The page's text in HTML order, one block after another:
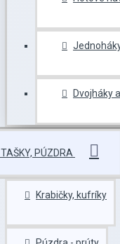
Dvojháky
TAŠKY, PÚZDRA
Krabičky, kufríky